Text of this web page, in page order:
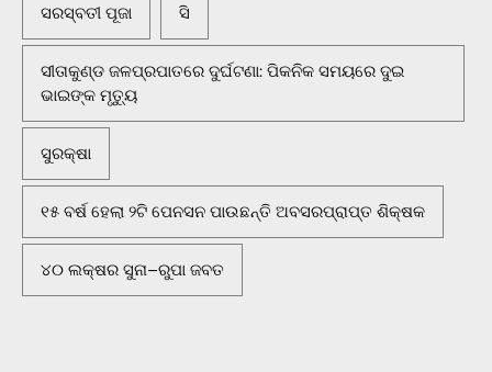
ସରସ୍ବତୀ ପୂଜା ସି
ସୀତାକୁଣ୍ଡ ଜଳପ୍ରପାତରେ ଦୁର୍ଘଟଣା: ପିକନିକ ସମୟରେ ଦୁଇ
ଭାଇଙ୍କ ମୃତ୍ୟୁ
ସୁରକ୍ଷା
୧୫ ବର୍ଷ ହେଲା ୨ଟି ପେନସନ ପାଉଛନ୍ତି ଅବସରପ୍ରାପ୍ତ ଶିକ୍ଷକ
୪୦ ଲକ୍ଷର ସୁନା–ରୁପା ଜବତ